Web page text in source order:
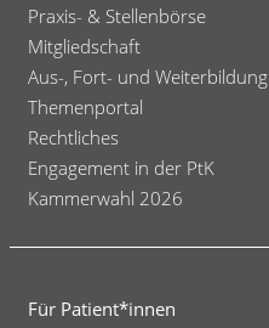
Praxis- & Stellenbörse
Mitgliedschaft
Aus-, Fort- und Weiterbildung
Themenportal
Rechtliches
Engagement in der PtK
Kammerwahl 2026
Für Patient*innen